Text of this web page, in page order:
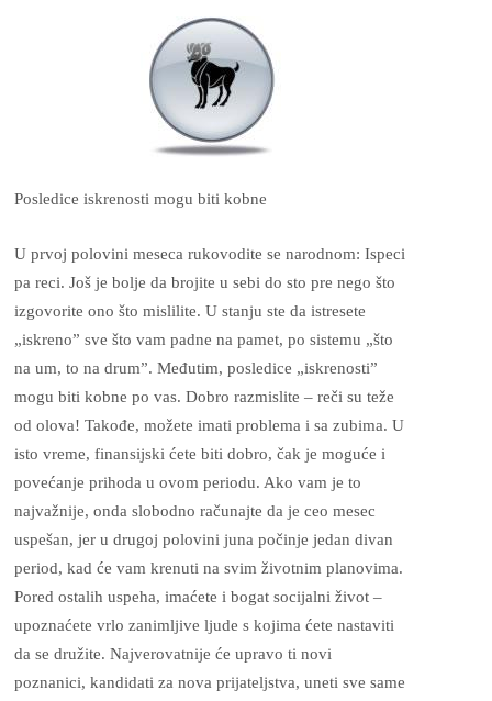
Posledice iskrenosti mogu biti kobne
U prvoj polovini meseca rukovodite se narodnom: Ispeci
pa reci. Još je bolje da brojite u sebi do sto pre nego što
izgovorite ono što mislilite. U stanju ste da istresete
„iskreno” sve što vam padne na pamet, po sistemu „što
na um, to na drum”. Međutim, posledice „iskrenosti”
mogu biti kobne po vas. Dobro razmislite – reči su teže
od olova! Takođe, možete imati problema i sa zubima. U
isto vreme, finansijski ćete biti dobro, čak je moguće i
povećanje prihoda u ovom periodu. Ako vam je to
najvažnije, onda slobodno računajte da je ceo mesec
uspešan, jer u drugoj polovini juna počinje jedan divan
period, kad će vam krenuti na svim životnim planovima.
Pored ostalih uspeha, imaćete i bogat socijalni život –
upoznaćete vrlo zanimljive ljude s kojima ćete nastaviti
da se družite. Najverovatnije će upravo ti novi
poznanici, kandidati za nova prijateljstva, uneti sve same